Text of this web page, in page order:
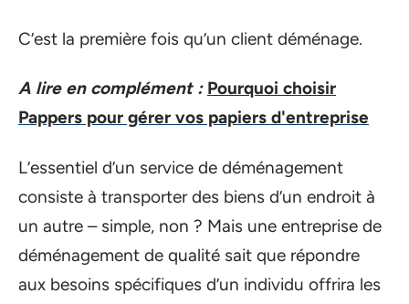
C’est la première fois qu’un client déménage.
A lire en complément : Pourquoi choisir
Pappers pour gérer vos papiers d'entreprise
L’essentiel d’un service de déménagement
consiste à transporter des biens d’un endroit à
un autre – simple, non ? Mais une entreprise de
déménagement de qualité sait que répondre
aux besoins spécifiques d’un individu offrira les